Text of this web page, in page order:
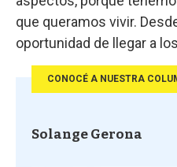
que queramos vivir.
oportunidad de llegar a
CONOCÉ A NUESTRA
Solange Gerona